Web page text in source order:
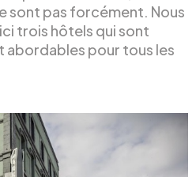
sont pas forcément. Nous
trois hôtels qui sont
abordables pour tous les